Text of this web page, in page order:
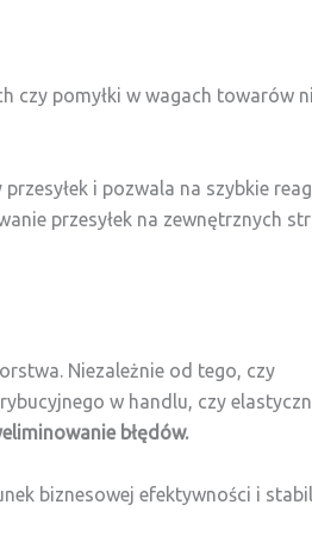
czy pomyłki w wagach towarów
i pozwala na szybkie
przesyłek na zewnętrznych
Niezależnie od tego, czy
w handlu, czy
błędów.
biznesowej efektywności i